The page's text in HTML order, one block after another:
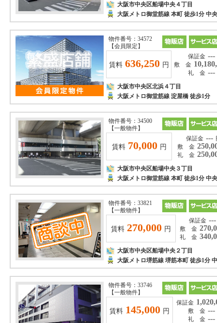
大阪市中央区船場中央４丁目
大阪メトロ御堂筋線 本町 徒歩1分 中
物件番号：34572
【会員限定】
賃料 636,250 円
保証金 ---
敷 金
礼 金 ---
大阪市中央区北浜４丁目
大阪メトロ御堂筋線 淀屋橋 徒歩1分
物件番号：34500
【一般物件】
賃料 70,000 円
保証金 ---
敷 金
礼 金
大阪市中央区船場中央３丁目
大阪メトロ御堂筋線 本町 徒歩1分
物件番号：33821
【一般物件】
賃料 270,000 円
保証金 ---
敷 金
礼 金
大阪市中央区船場中央２丁目
大阪メトロ堺筋線 堺筋本町 徒歩1分
物件番号：33746
【一般物件】
賃料 145,000 円
保証金
敷 金 ---
礼 金 ---